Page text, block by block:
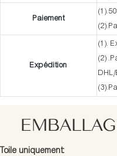
Paiement
Expédition
(1).
(2)
DHL/
Toile uniquement: